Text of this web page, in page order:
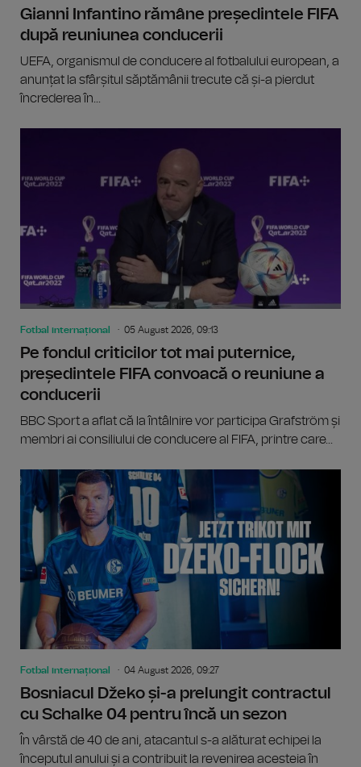
Gianni Infantino rămâne președintele FIFA
după reuniunea conducerii
UEFA, organismul de conducere al fotbalului european, a
anunțat la sfârșitul săptămânii trecute că și-a pierdut
încrederea în...
Fotbal internațional 05 August 2026, 09:13
Pe fondul criticilor tot mai puternice,
președintele FIFA convoacă o reuniune a
conducerii
BBC Sport a aflat că la întâlnire vor participa Grafström și
membri ai consiliului de conducere al FIFA, printre care...
Fotbal internațional 04 August 2026, 09:27
Bosniacul Džeko și-a prelungit contractul
cu Schalke 04 pentru încă un sezon
În vârstă de 40 de ani, atacantul s-a alăturat echipei la
începutul anului și a contribuit la revenirea acesteia în